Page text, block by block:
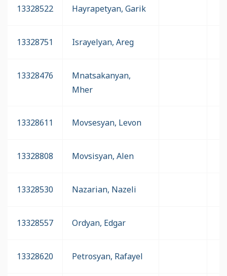
13328522 Hayrapetyan, Garik
13328751 Israyelyan, Areg
13328476
Mnatsakanyan,
Mher
13328611 Movsesyan, Levon
13328808 Movsisyan, Alen
13328530 Nazarian, Nazeli
13328557 Ordyan, Edgar
13328620 Petrosyan, Rafayel